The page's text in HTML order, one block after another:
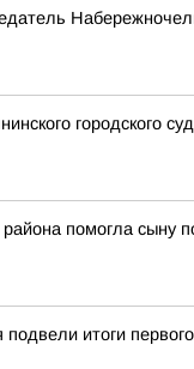
городского
района помогла
итоги